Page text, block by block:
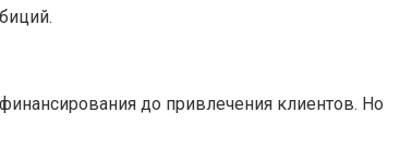
до привлечения клиентов. Но